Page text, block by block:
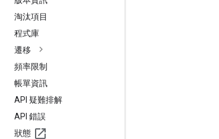
淘汰項目
程式庫
遷移
頻率限制
帳單資訊
API 疑難排解
API 錯誤
狀態